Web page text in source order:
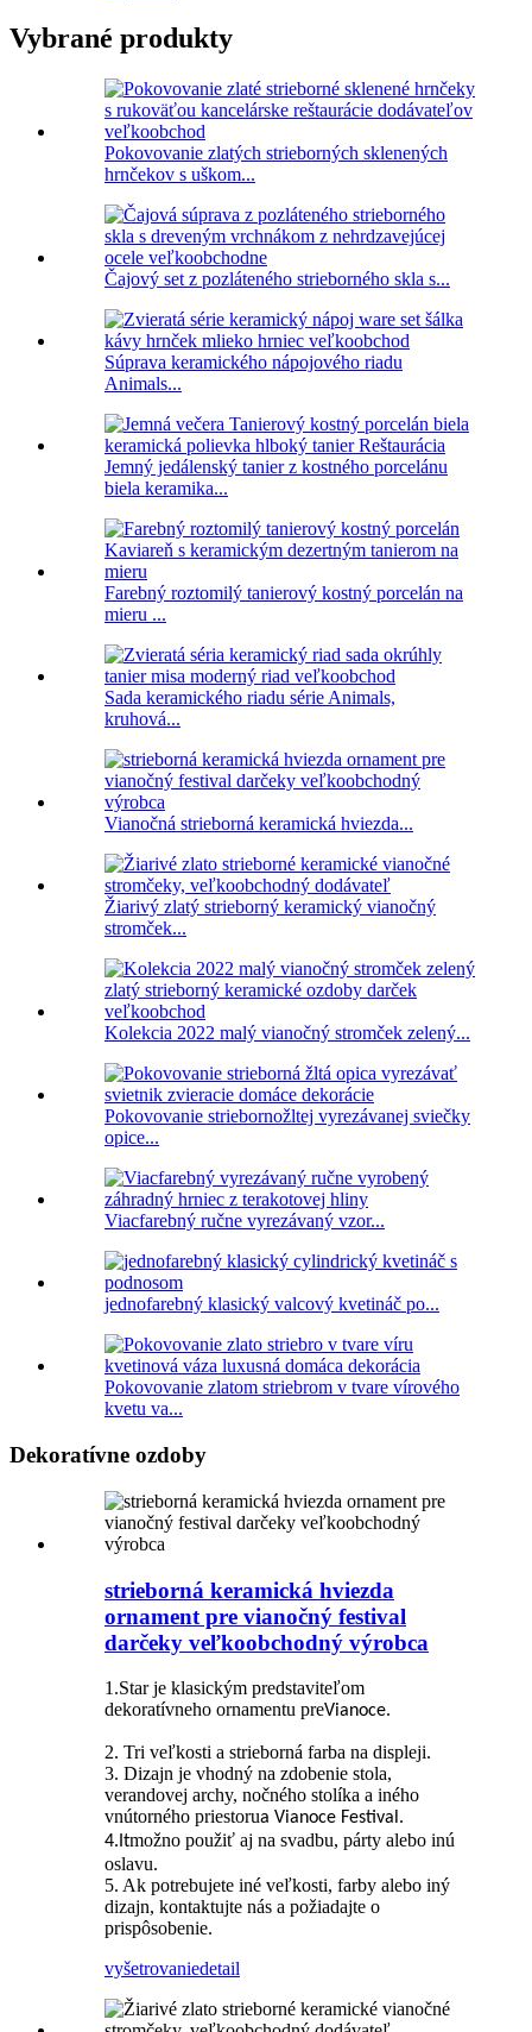
Vybrané produkty
Pokovovanie zlatých strieborných sklenených
hrnčekov s uškom...
Čajový set z pozláteného strieborného skla s...
Súprava keramického nápojového riadu
Animals...
Jemný jedálenský tanier z kostného porcelánu
biela keramika...
Farebný roztomilý tanierový kostný porcelán na
mieru ...
Sada keramického riadu série Animals,
kruhová...
Vianočná strieborná keramická hviezda...
Žiarivý zlatý strieborný keramický vianočný
stromček...
Kolekcia 2022 malý vianočný stromček zelený...
Pokovovanie striebornožltej vyrezávanej sviečky
opice...
Viacfarebný ručne vyrezávaný vzor...
jednofarebný klasický valcový kvetináč po...
Pokovovanie zlatom striebrom v tvare vírového
kvetu va...
Dekoratívne ozdoby
strieborná keramická hviezda
ornament pre vianočný festival
darčeky veľkoobchodný výrobca
1.Star je klasickým predstaviteľom
dekoratívneho ornamentu preVianoce.
2. Tri veľkosti a strieborná farba na displeji.
3. Dizajn je vhodný na zdobenie stola,
verandovej archy, nočného stolíka a iného
vnútorného priestorua Vianoce Festival.
4.Itmožno použiť aj na svadbu, párty alebo inú
oslavu.
5. Ak potrebujete iné veľkosti, farby alebo iný
dizajn, kontaktujte nás a požiadajte o
prispôsobenie.
vyšetrovaniedetail